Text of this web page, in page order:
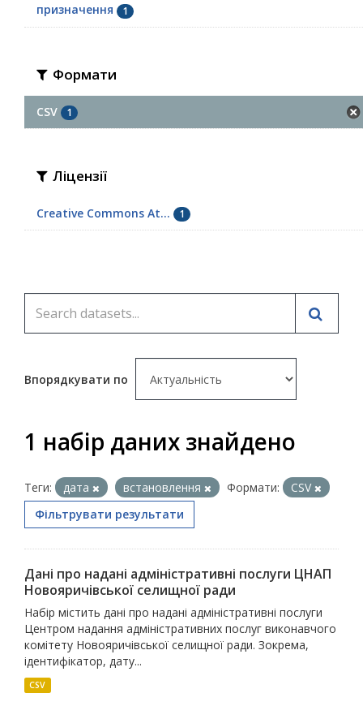
призначення 1
Формати
CSV 1
Ліцензії
Creative Commons At... 1
Впорядкувати по
1 набір даних знайдено
Теги: дата встановлення Формати:
CSV
Фільтрувати результати
Дані про надані адміністративні послуги ЦНАП
Новояричівської селищної ради
Набір містить дані про надані адміністративні послуги
Центром надання адміністративних послуг виконавчого
комітету Новояричівської селищної ради. Зокрема,
ідентифікатор, дату...
CSV